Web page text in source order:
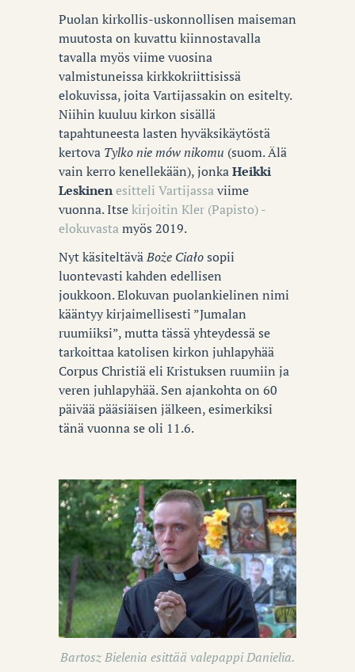
Puolan kirkollis-uskonnollisen maiseman
muutosta on kuvattu kiinnostavalla
tavalla myös viime vuosina
valmistuneissa kirkkokriittisissä
elokuvissa, joita Vartijassakin on esitelty.
Niihin kuuluu kirkon sisällä
tapahtuneesta lasten hyväksikäytöstä
kertova Tylko nie mów nikomu (suom. Älä
vain kerro kenellekään), jonkaHeikki
Leskinenesitteli Vartijassaviime
vuonna. Itsekirjoitin Kler (Papisto) -
elokuvastamyös 2019.
Nyt käsiteltäväBoże Ciałosopii
luontevasti kahden edellisen
joukkoon. Elokuvan puolankielinen nimi
kääntyy kirjaimellisesti ”Jumalan
ruumiiksi”, mutta tässä yhteydessä se
tarkoittaa katolisen kirkon juhlapyhää
Corpus Christiä eli Kristuksen ruumiin ja
veren juhlapyhää. Sen ajankohta on 60
päivää pääsiäisen jälkeen, esimerkiksi
tänä vuonna se oli 11.6.
Bartosz Bielenia esittää valepappi Danielia.